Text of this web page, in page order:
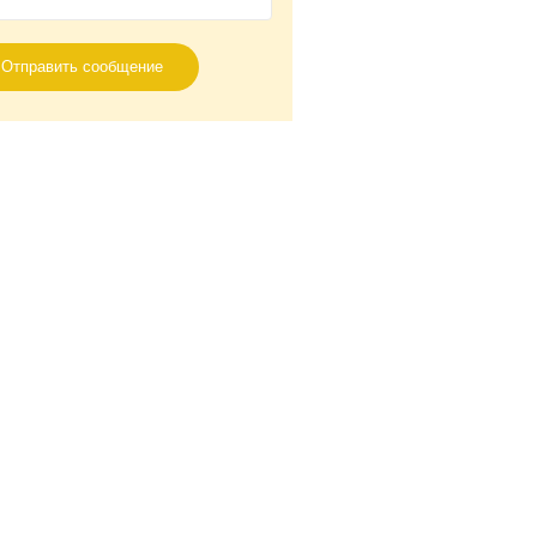
Отправить сообщение